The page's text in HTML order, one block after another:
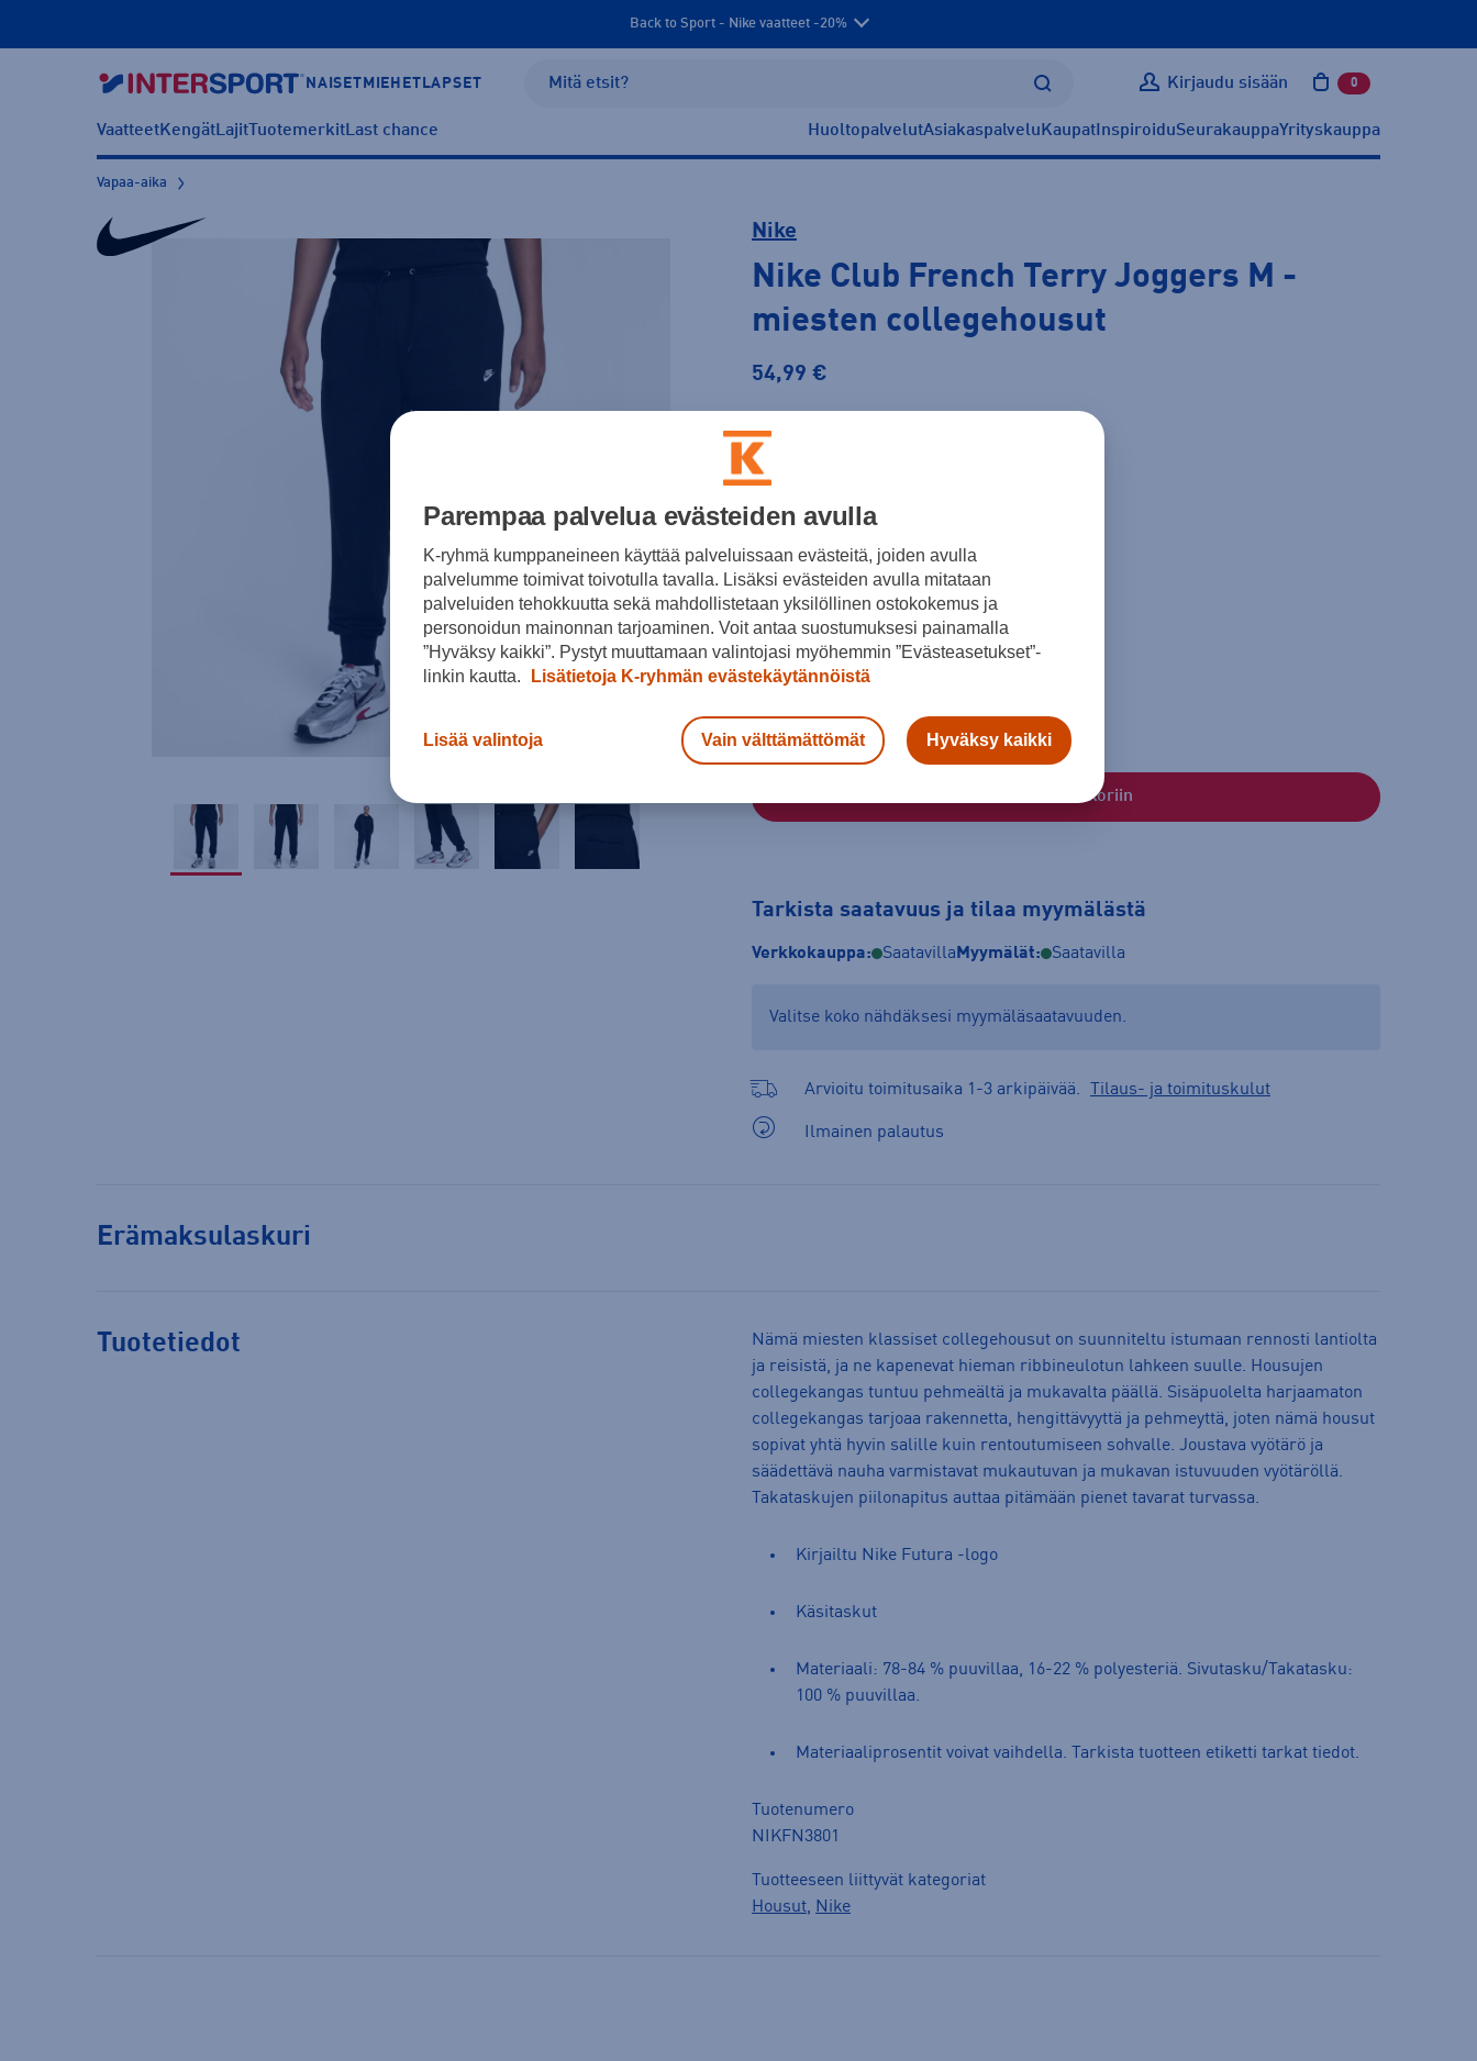
Back to Sport - Nike vaatteet -20%
NAISET MIEHET LAPSET Kirjaudu sisään 0 tuotetta
VaatteetKengätLajitTuotemerkitLast chance HuoltopalvelutAsiakaspalvelu Kaupat InspiroiduSeurakauppaYrityskauppa
Vapaa-aika
Nike
Nike Club French Terry Joggers M -
miesten collegehousut
54,99 €
PLUSSA -20%
Väri
Koko
S M L XL
Lisää ostoskoriin
Tarkista saatavuus ja tilaa myymälästä
Verkkokauppa: Saatavilla Myymälät: Saatavilla
Valitse koko nähdäksesi myymäläsaatavuuden.
Arvioitu toimitusaika 1-3 arkipäivää. Tilaus- ja toimituskulut
Ilmainen palautus
Erämaksulaskuri
Tuotetiedot
Nämä miesten klassiset collegehousut on suunniteltu istumaan rennosti lantiolta
ja reisistä, ja ne kapenevat hieman ribbineulotun lahkeen suulle. Housujen
collegekangas tuntuu pehmeältä ja mukavalta päällä. Sisäpuolelta harjaamaton
collegekangas tarjoaa rakennetta, hengittävyyttä ja pehmeyttä, joten nämä housut
sopivat yhtä hyvin salille kuin rentoutumiseen sohvalle. Joustava vyötärö ja
säädettävä nauha varmistavat mukautuvan ja mukavan istuvuuden vyötäröllä.
Takataskujen piilonapitus auttaa pitämään pienet tavarat turvassa.
Kirjailtu Nike Futura -logo
Käsitaskut
Materiaali: 78-84 % puuvillaa, 16-22 % polyesteriä. Sivutasku/Takatasku:
100 % puuvillaa.
Materiaaliprosentit voivat vaihdella. Tarkista tuotteen etiketti tarkat tiedot.
Tuotenumero
NIKFN3801
Tuotteeseen liittyvät kategoriat
Housut, Nike
Parempaa palvelua evästeiden avulla
K-ryhmä kumppaneineen käyttää palveluissaan evästeitä, joiden avulla
palvelumme toimivat toivotulla tavalla. Lisäksi evästeiden avulla mitataan
palveluiden tehokkuutta sekä mahdollistetaan yksilöllinen ostokokemus ja
personoidun mainonnan tarjoaminen. Voit antaa suostumuksesi painamalla
”Hyväksy kaikki”. Pystyt muuttamaan valintojasi myöhemmin ”Evästeasetukset”-
linkin kautta.
Lisätietoja K-ryhmän evästekäytännöistä
Lisää valintoja Vain välttämättömät Hyväksy kaikki